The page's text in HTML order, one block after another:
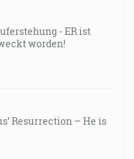
- ER ist
worden!
Resurrection – He is